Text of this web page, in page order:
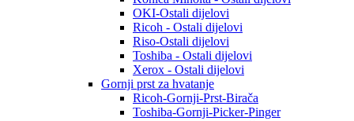
OKI-Ostali dijelovi
Ricoh - Ostali dijelovi
Riso-Ostali dijelovi
Toshiba - Ostali dijelovi
Xerox - Ostali dijelovi
Gornji prst za hvatanje
Ricoh-Gornji-Prst-Birača
Toshiba-Gornji-Picker-Pinger